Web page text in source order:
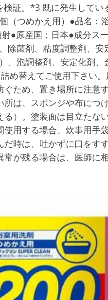
証。*3 既に発生してい
（つめかえ用）●品名：
●原産国：日本●成分ス
除菌剤、粘度調整剤、
泡調整剤、安定化剤、
め替えてご使用下さい
ため、置き場所に注意
は、スポンジや布につ
）。塗装面は目立たな
用する場合、炊事用手
時は、吐かずに口をす
が残る場合は、医師に相